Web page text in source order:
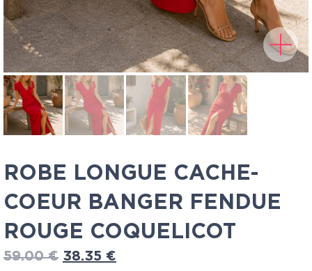
ROBE LONGUE CACHE-
COEUR BANGER FENDUE
ROUGE COQUELICOT
59.00€ 38.35 €